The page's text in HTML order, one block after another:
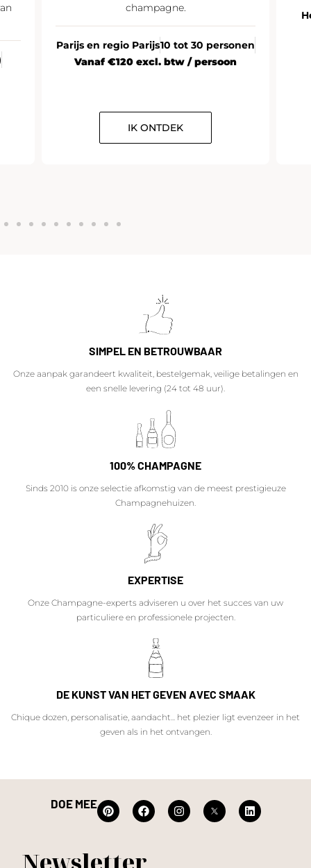
champagne.
Parijs en regio Parijs10 tot 30 personen
Vanaf €120 excl. btw / persoon
IK ONTDEK
SIMPEL EN BETROUWBAAR
Onze aanpak garandeert kwaliteit, bestelgemak, veilige betalingen en
een snelle levering (24 tot 48 uur).
100% CHAMPAGNE
Sinds 2010 is onze selectie afkomstig van de meest prestigieuze
Champagnehuizen.
EXPERTISE
Onze Champagne-experts adviseren u over het succes van uw
particuliere en professionele projecten.
DE KUNST VAN HET GEVEN AVEC SMAAK
Chique dozen, personalisatie, aandacht... het plezier ligt evenzeer in het
geven als in het ontvangen.
DOE MEE
Newsletter